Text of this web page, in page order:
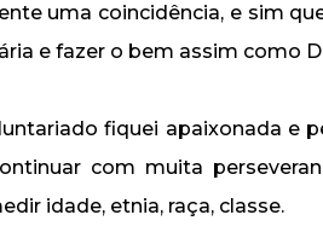
uma coincidência, e sim
e fazer o bem assim como
fiquei apaixonada e
com muita
idade, etnia, raça, classe.